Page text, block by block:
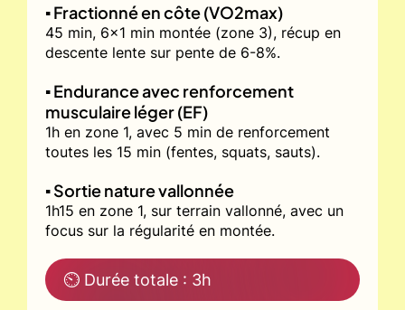
▪️ Fractionné en côte (VO2max)
45 min, 6x1 min montée (zone 3), récup en
descente lente sur pente de 6-8%.
▪️ Endurance avec renforcement
musculaire léger (EF)
1h en zone 1, avec 5 min de renforcement
toutes les 15 min (fentes, squats, sauts).
▪️ Sortie nature vallonnée
1h15 en zone 1, sur terrain vallonné, avec un
focus sur la régularité en montée.
⏲ Durée totale : 3h